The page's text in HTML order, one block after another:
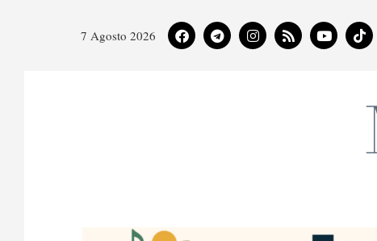
7 Agosto 2026